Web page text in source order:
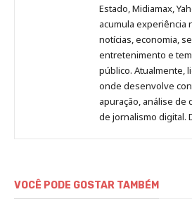
Estado, Midiamax,
acumula experiência
notícias, economia,
entretenimento e
público. Atualmente,
onde desenvolve
apuração, análise de
de jornalismo digital.
VOCÊ PODE GOSTAR TAMBÉM